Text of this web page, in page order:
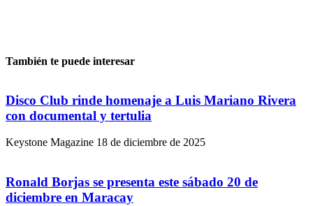
También te puede interesar
Disco Club rinde homenaje a Luis Mariano Rivera
con documental y tertulia
Keystone Magazine 18 de diciembre de 2025
Ronald Borjas se presenta este sábado 20 de
diciembre en Maracay